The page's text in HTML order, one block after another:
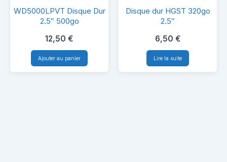
WD5000LPVT
Disque
Dur
2.5″
500go
WD5000LPVT Disque Dur
2.5″ 500go
12,50 €
Ajouter au panier
Disque
dur
HGST
320go
2.5″
Disque dur HGST 320go
2.5″
6,50 €
Lire la suite